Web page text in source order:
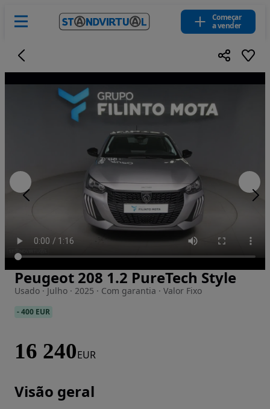
Começar
a vender
Imagem 1 de 27
Peugeot 208 1.2 PureTech Style
Usado · Julho · 2025 · Com garantia · Valor Fixo
-400 EUR
16 240EUR
Visão geral